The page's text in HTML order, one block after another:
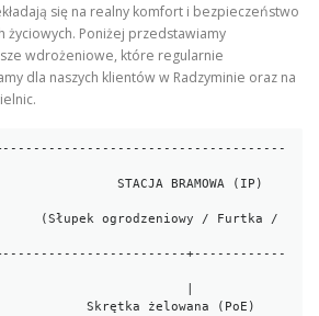
się na realny komfort i bezpieczeństwo
życiowych. Poniżej przedstawiamy
wdrożeniowe, które regularnie
dla naszych klientów w Radzyminie oraz na
żelowana (PoE)